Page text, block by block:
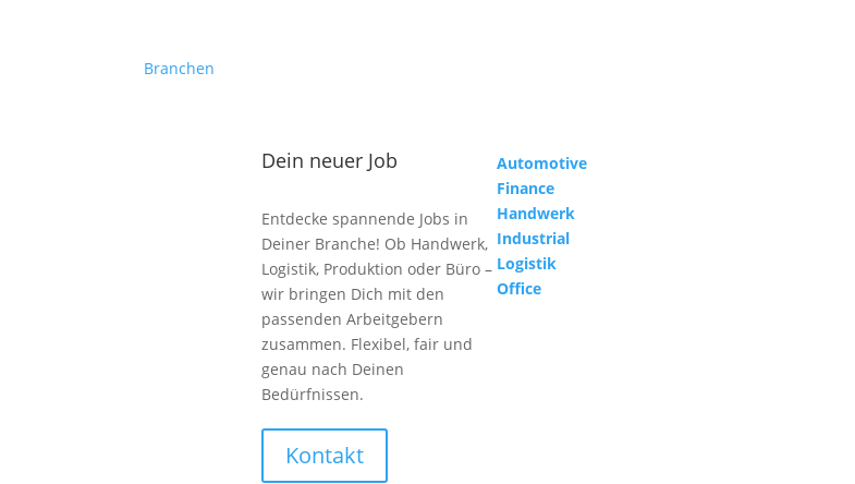
Branchen
Dein neuer Job
Entdecke spannende Jobs in
Deiner Branche! Ob Handwerk,
Logistik, Produktion oder Büro –
wir bringen Dich mit den
passenden Arbeitgebern
zusammen. Flexibel, fair und
genau nach Deinen
Bedürfnissen.
Kontakt
Automotive
Finance
Handwerk
Industrial
Logistik
Office